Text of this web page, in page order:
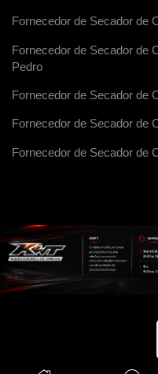
Fornecedor de Secador de
Fornecedor de Secador de
Pedro
Fornecedor de Secador de
Fornecedor de Secador de
Fornecedor de Secador de